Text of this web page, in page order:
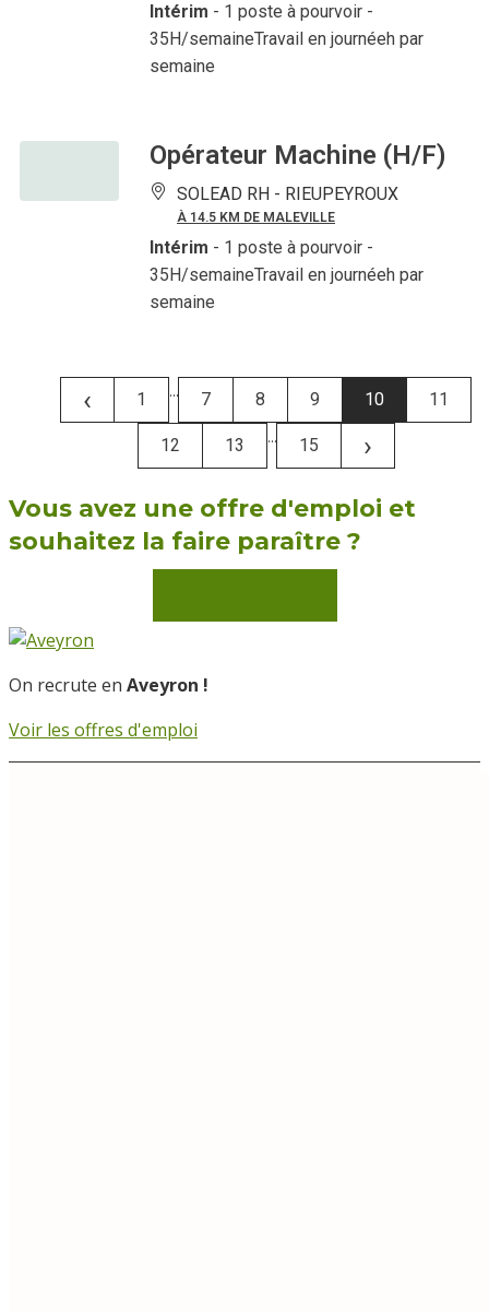
Intérim - 1 poste à pourvoir -
35H/semaineTravail en journéeh par
semaine
Opérateur Machine (H/F)
SOLEAD RH - RIEUPEYROUX
À 14.5 KM DE MALEVILLE
Intérim - 1 poste à pourvoir -
35H/semaineTravail en journéeh par
semaine
‹ 1 ... 7 8 9 10 11
12 13 ... 15 ›
Vous avez une offre d'emploi et
souhaitez la faire paraître ?
On recrute en Aveyron !
Voir les offres d'emploi